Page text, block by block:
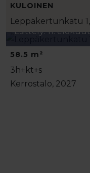
KULOINEN
Leppäkertunkatu 1,
Esittely: 11.
58.5 m²
3h+kt+s
Kerrostalo, 2027